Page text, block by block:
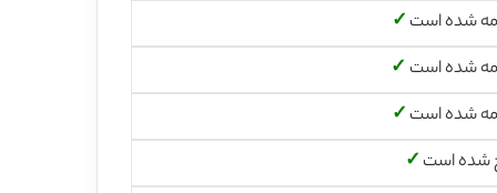
شده است ✓
شده است ✓
شده است ✓
شده است ✓